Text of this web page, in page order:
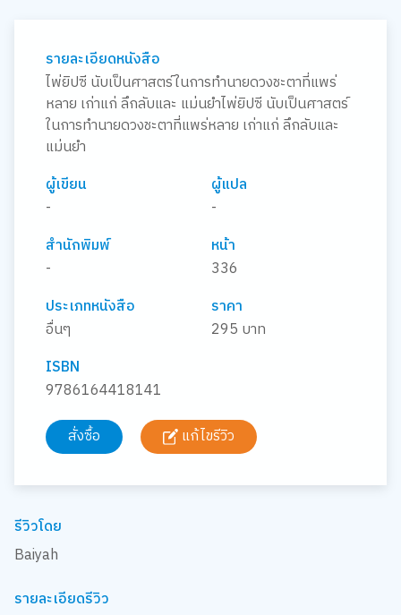
รายละเอียดหนังสือ
ไพ่ยิปซี นับเป็นศาสตร์ในการทำนายดวงชะตาที่แพร่
หลาย เก่าแก่ ลึกลับและ แม่นยำไพ่ยิปซี นับเป็นศาสตร์
ในการทำนายดวงชะตาที่แพร่หลาย เก่าแก่ ลึกลับและ
แม่นยำ
ผู้เขียน
-
ผู้แปล
-
สำนักพิมพ์
-
หน้า
336
ประเภทหนังสือ
อื่นๆ
ราคา
295 บาท
ISBN
9786164418141
สั่งซื้อ
แก้ไขรีวิว
รีวิวโดย
Baiyah
รายละเอียดรีวิว